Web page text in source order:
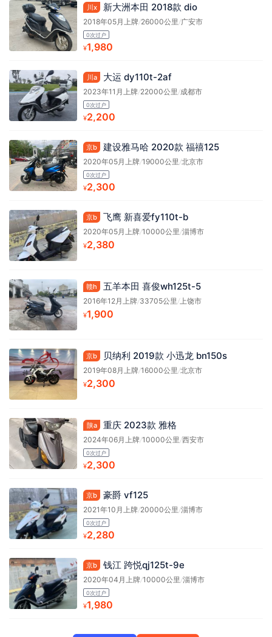
川x 新大洲本田 2018款 dio
2018年05月上牌/26000公里/广安市
0次过户
¥1,980
川a 大运 dy110t-2af
2023年11月上牌/22000公里 /成都市
0次过户
¥2,200
京b 建设雅马哈 2020款 福禧125
2020年05月上牌/19000公里 /北京市
0次过户
¥2,300
京b 飞鹰 新喜爱fy110t-b
2020年05月上牌/10000公里 /淄博市
¥2,380
赣h 五羊本田 喜俊wh125t-5
2016年12月上牌/33705公里 /上饶市
¥1,900
京b 贝纳利 2019款 小迅龙 bn150s
2019年08月上牌/16000公里 /北京市
¥2,300
陕a 重庆 2023款 雅格
2024年06月上牌/10000公里 /西安市
0次过户
¥2,300
京b 豪爵 vf125
2021年10月上牌/20000公里 /淄博市
0次过户
¥2,280
京b 钱江 跨悦qj125t-9e
2020年04月上牌/10000公里 /淄博市
0次过户
¥1,980